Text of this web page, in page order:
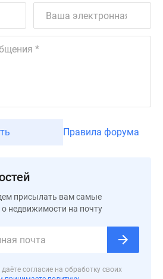
Правила форума
присылать вам самые
о недвижимости на почту
согласие на обработку своих